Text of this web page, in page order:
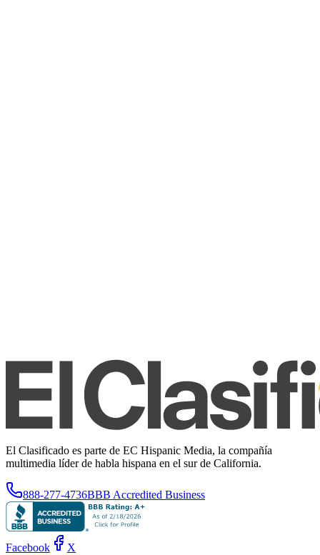
El Clasificado es parte de EC Hispanic Media, la compañía
multimedia líder de habla hispana en el sur de California.
888-277-4736BBB Accredited Business
Facebook X